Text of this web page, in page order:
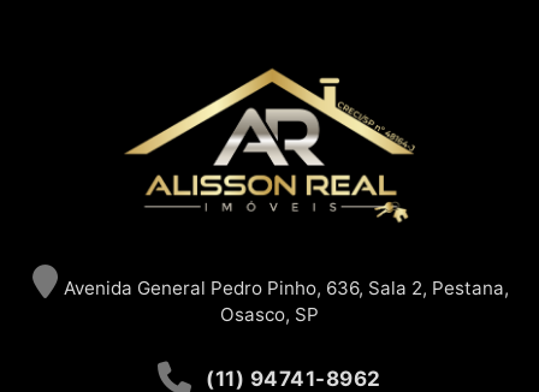
Avenida General Pedro Pinho, 636, Sala 2, Pestana,
Osasco, SP
(11) 94741-8962